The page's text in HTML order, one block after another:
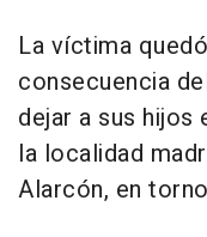
La víctima
consecuencia
dejar a sus hijos
la localidad
Alarcón, en